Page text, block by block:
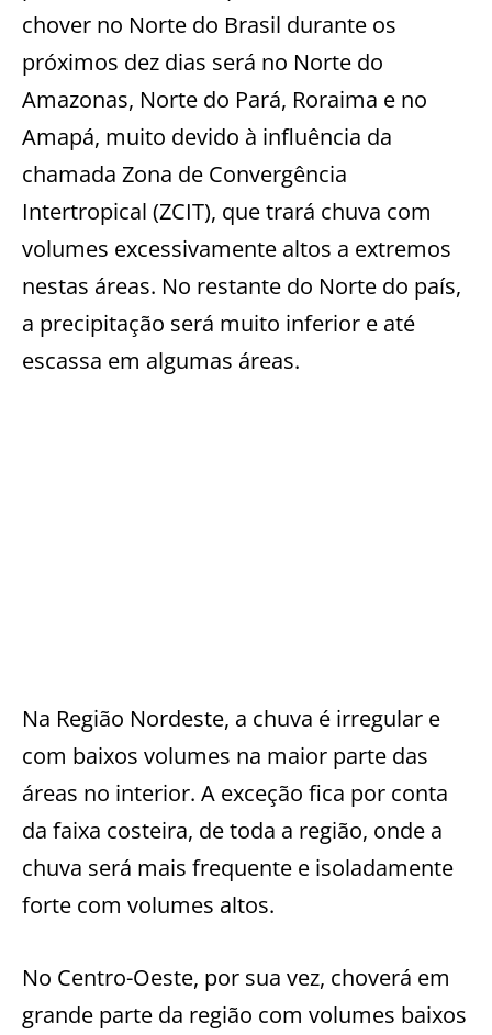
chover no Norte do Brasil durante os
próximos dez dias será no Norte do
Amazonas, Norte do Pará, Roraima e no
Amapá, muito devido à influência da
chamada Zona de Convergência
Intertropical (ZCIT), que trará chuva com
volumes excessivamente altos a extremos
nestas áreas. No restante do Norte do país,
a precipitação será muito inferior e até
escassa em algumas áreas.
Na Região Nordeste, a chuva é irregular e
com baixos volumes na maior parte das
áreas no interior. A exceção fica por conta
da faixa costeira, de toda a região, onde a
chuva será mais frequente e isoladamente
forte com volumes altos.
No Centro-Oeste, por sua vez, choverá em
grande parte da região com volumes baixos